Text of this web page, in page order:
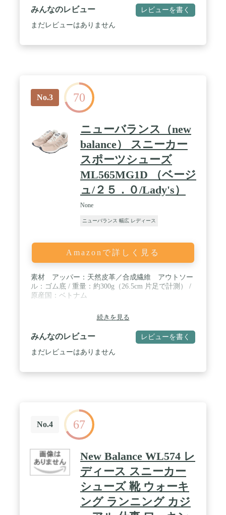
22.5-25.0cm■足幅 ( ウィズ )：B■素材：アッパー /
天然皮革、合成繊維アウトソール / ゴム底ミッドソ
ール / 合成底 / カラー：ＬＩＧＨＴ ＧＲＡＹ / サ
みんなのレビュー レビューを書く
まだレビューはありません
No.3 70
ニューバランス（new
balance） スニーカー
スポーツシューズ
ML565MG1D （ベージ
ュ/２５．０/Lady's）
None
ニューバランス 幅広 レディース
Amazonで詳しく見る
素材 アッパー：天然皮革／合成繊維 アウトソー
ル：ゴム底 / 重量：約300g（26.5cm 片足で計測） /
原産国：ベトナム
続きを見る
みんなのレビュー レビューを書く
まだレビューはありません
No.4 67
New Balance WL574 レ
ディース スニーカー
シューズ 靴 ウォーキ
ング ランニング カジ